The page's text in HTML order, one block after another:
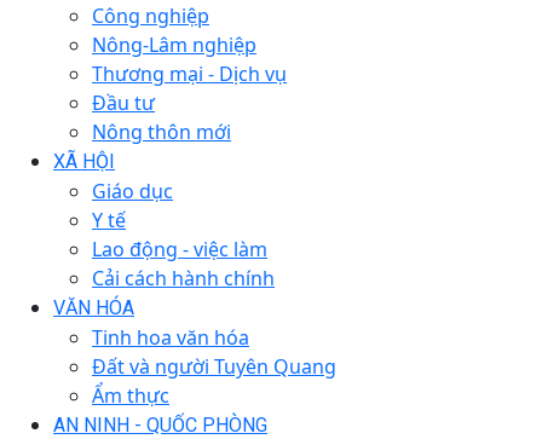
Công nghiệp
Nông-Lâm nghiệp
Thương mại - Dịch vụ
Đầu tư
Nông thôn mới
XÃ HỘI
Giáo dục
Y tế
Lao động - việc làm
Cải cách hành chính
VĂN HÓA
Tinh hoa văn hóa
Đất và người Tuyên Quang
Ẩm thực
AN NINH - QUỐC PHÒNG